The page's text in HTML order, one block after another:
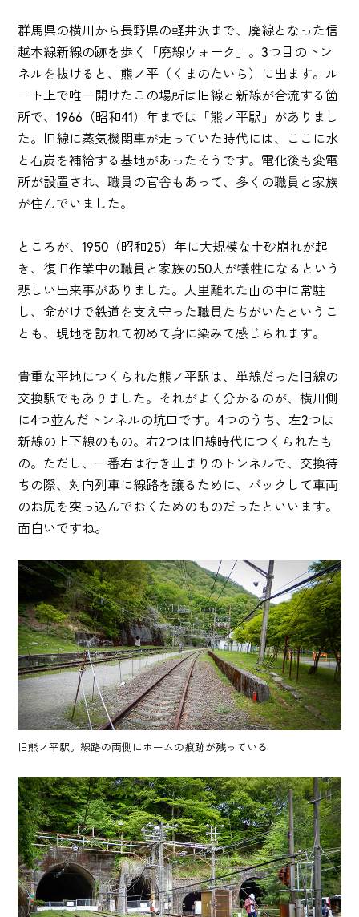
群馬県の横川から長野県の軽井沢まで、廃線となった信
越本線新線の跡を歩く「廃線ウォーク」。3つ目のトン
ネルを抜けると、熊ノ平（くまのたいら）に出ます。ル
ート上で唯一開けたこの場所は旧線と新線が合流する箇
所で、1966（昭和41）年までは「熊ノ平駅」がありまし
た。旧線に蒸気機関車が走っていた時代には、ここに水
と石炭を補給する基地があったそうです。電化後も変電
所が設置され、職員の官舎もあって、多くの職員と家族
が住んでいました。
ところが、1950（昭和25）年に大規模な土砂崩れが起
き、復旧作業中の職員と家族の50人が犠牲になるという
悲しい出来事がありました。人里離れた山の中に常駐
し、命がけで鉄道を支え守った職員たちがいたというこ
とも、現地を訪れて初めて身に染みて感じられます。
貴重な平地につくられた熊ノ平駅は、単線だった旧線の
交換駅でもありました。それがよく分かるのが、横川側
に4つ並んだトンネルの坑口です。4つのうち、左2つは
新線の上下線のもの。右2つは旧線時代につくられたも
の。ただし、一番右は行き止まりのトンネルで、交換待
ちの際、対向列車に線路を譲るために、バックして車両
のお尻を突っ込んでおくためのものだったといいます。
面白いですね。
旧熊ノ平駅。線路の両側にホームの痕跡が残っている